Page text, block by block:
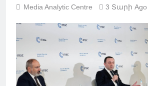
Media Analytic Centre 3 Տարի Ago